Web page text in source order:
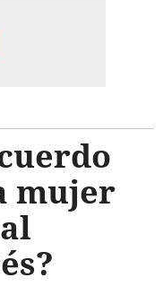
mujer